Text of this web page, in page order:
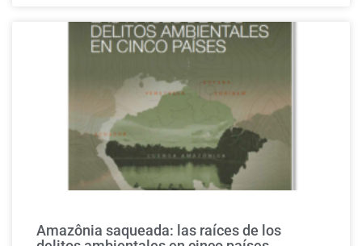
Amazônia saqueada: las raíces de los